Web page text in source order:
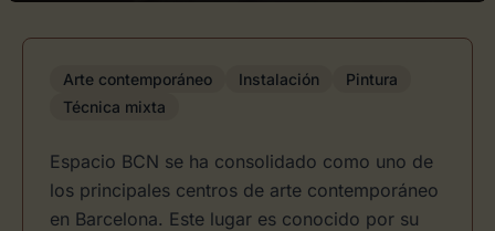
Arte contemporáneo Instalación
Pintura
Técnica mixta
Espacio BCN se ha consolidado como uno de
los principales centros de arte contemporáneo
en Barcelona. Este lugar es conocido por su